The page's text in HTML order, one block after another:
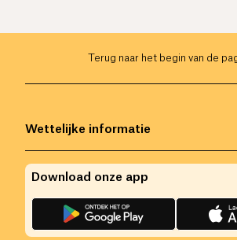
Terug naar het begin van de
Wettelijke informatie
Download onze app